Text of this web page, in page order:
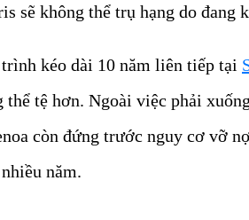
sẽ không thể trụ hạng do đang
kéo dài 10 năm liên tiếp tại
thể tệ hơn. Ngoài việc phải
còn đứng trước nguy cơ vỡ
năm.